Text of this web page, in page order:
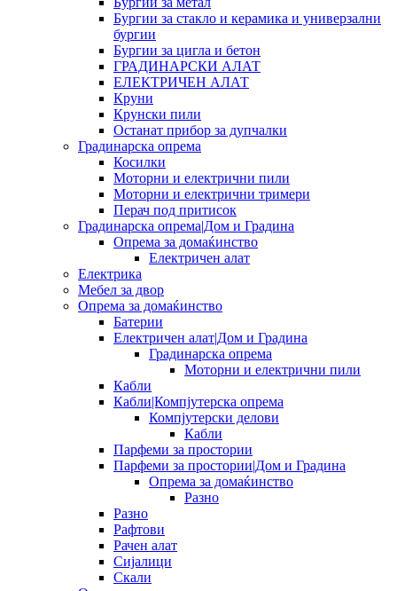
Бургии за стакло и керамика и универзални
бургии
Бургии за цигла и бетон
ГРАДИНАРСКИ АЛАТ
ЕЛЕКТРИЧЕН АЛАТ
Круни
Крунски пили
Останат прибор за дупчалки
Градинарска опрема
Косилки
Моторни и електрични пили
Моторни и електрични тримери
Перач под притисок
Градинарска опрема|Дом и Градина
Опрема за домаќинство
Електричен алат
Електрика
Мебел за двор
Опрема за домаќинство
Батерии
Електричен алат|Дом и Градина
Градинарска опрема
Моторни и електрични пили
Кабли
Кабли|Компјутерска опрема
Компјутерски делови
Кабли
Парфеми за простории
Парфеми за простории|Дом и Градина
Опрема за домаќинство
Разно
Разно
Рафтови
Рачен алат
Сијалици
Скали